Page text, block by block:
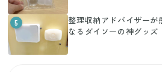
5
整理収納アドバイザーが
なるダイソーの神グッズ